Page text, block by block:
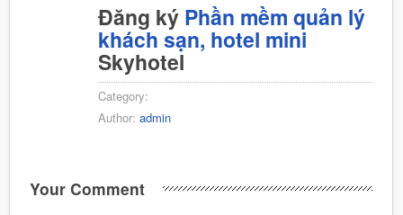
Đăng ký Phần mềm quản lý
khách sạn, hotel mini
Skyhotel
Category:
Author: admin
Your Comment